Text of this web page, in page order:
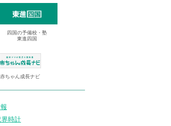
四国の予備校・塾
東進四国
赤ちゃん成長ナビ
時計